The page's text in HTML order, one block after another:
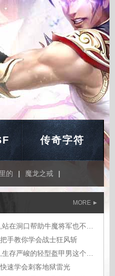
传奇字符
的 | 魔龙之戒 |
MORE
手教你学会战士狂风斩
速学会刺客地狱雷光